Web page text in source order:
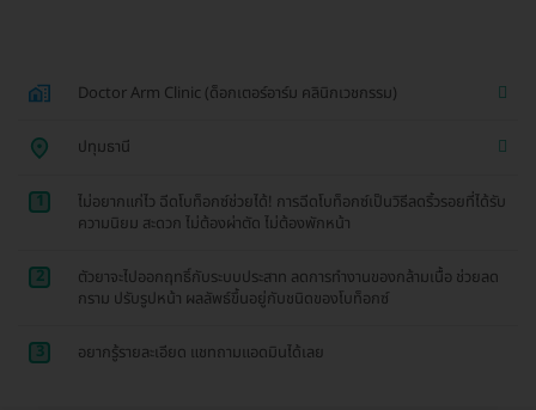
Doctor Arm Clinic (ด็อกเตอร์อาร์ม คลินิกเวชกรรม)
ปทุมธานี
1
ไม่อยากแก่ไว ฉีดโบท็อกซ์ช่วยได้! การฉีดโบท็อกซ์เป็นวิธีลดริ้วรอยที่ได้รับ
ความนิยม สะดวก ไม่ต้องผ่าตัด ไม่ต้องพักหน้า
2
ตัวยาจะไปออกฤทธิ์กับระบบประสาท ลดการทำงานของกล้ามเนื้อ ช่วยลด
กราม ปรับรูปหน้า ผลลัพธ์ขึ้นอยู่กับชนิดของโบท็อกซ์
3 อยากรู้รายละเอียด แชทถามแอดมินได้เลย